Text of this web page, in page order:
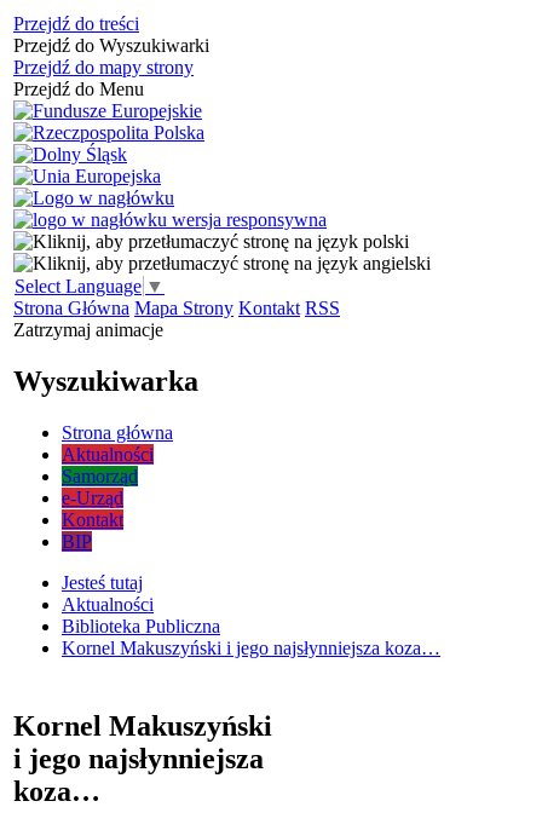
Przejdź do treści
Przejdź do Wyszukiwarki
Przejdź do mapy strony
Przejdź do Menu
Select Language ▼
Strona Główna Mapa Strony Kontakt RSS
Zatrzymaj animacje
Wyszukiwarka
Strona główna
Aktualności
Samorząd
e-Urząd
Kontakt
BIP
Jesteś tutaj
Aktualności
Biblioteka Publiczna
Kornel Makuszyński i jego najsłynniejsza koza…
Kornel Makuszyński
i jego najsłynniejsza
koza…